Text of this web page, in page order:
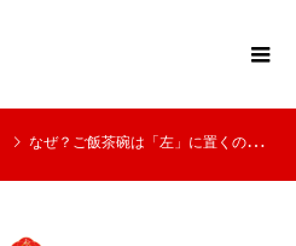
なぜ？ご飯茶碗は「左」に置くのか 黎明塾より